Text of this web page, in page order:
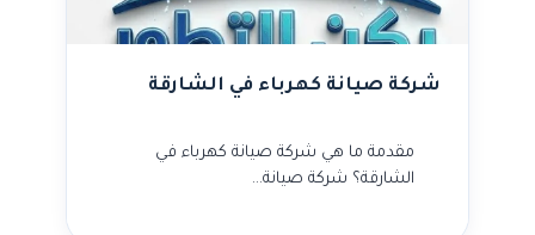
شركة صيانة كهرباء في الشارقة
مقدمة ما هي شركة صيانة كهرباء في
الشارقة؟ شركة صيانة…